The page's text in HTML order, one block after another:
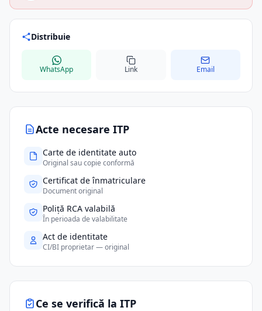
Acte necesare ITP
Carte de identitate auto
Original sau copie conformă
Certificat de înmatriculare
Document original
Poliță RCA valabilă
În perioada de valabilitate
Act de identitate
CI/BI proprietar — original
Ce se verifică la ITP
Distribuie
WhatsApp Link Email